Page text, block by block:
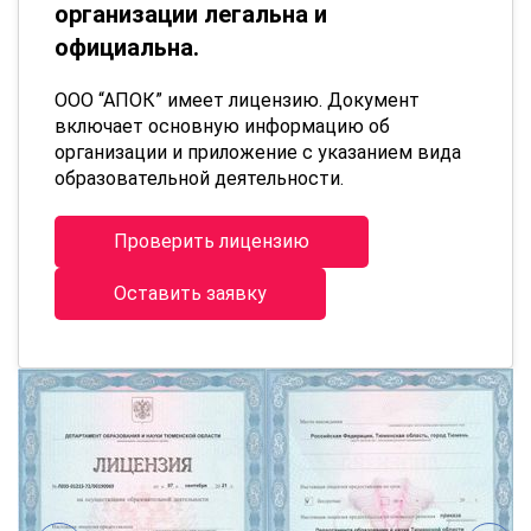
организации легальна и
официальна.
ООО “АПОК” имеет лицензию. Документ
включает основную информацию об
организации и приложение с указанием вида
образовательной деятельности.
Проверить лицензию
Оставить заявку